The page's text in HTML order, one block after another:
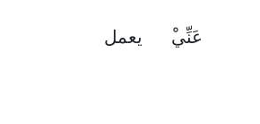
يعمل ْعَنِّي